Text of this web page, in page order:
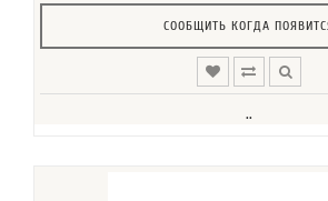
СООБЩИТЬ КОГДА
..